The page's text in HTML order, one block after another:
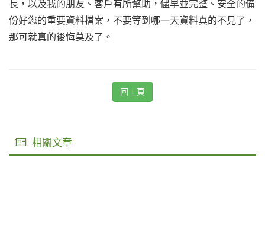
長，以及我的朋友、客戶有所幫助，儘早並完整、安全的備
份好您的重要資料檔案，不要等到哪一天資料真的不見了，
那可就真的後悔莫及了。
回上頁
相關文章